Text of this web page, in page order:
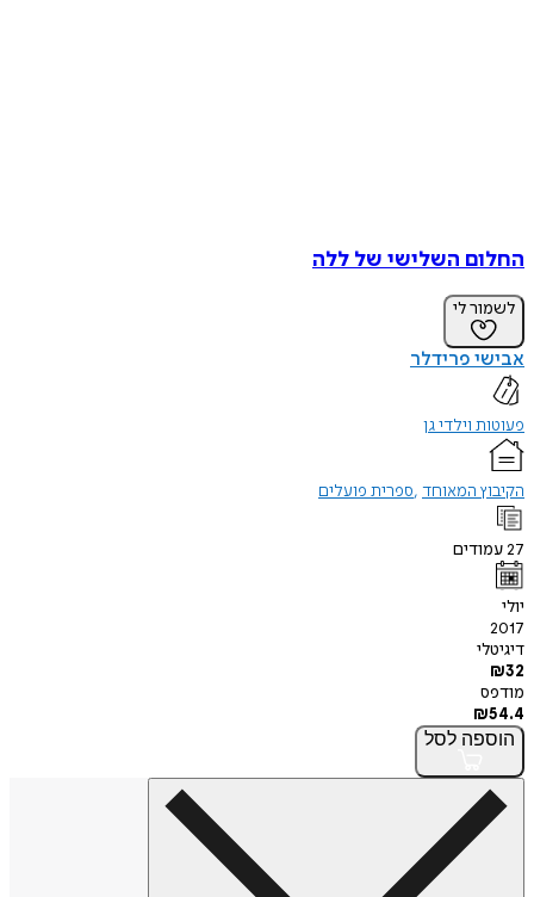
החלום השלישי של ללה
לשמור לי
אבישי פרידלר
פעוטות וילדי גן
הקיבוץ המאוחד ספרית פועלים
27עמודים
יולי
2017
דיגיטלי
₪32
מודפס
₪54.4
הוספה לסל